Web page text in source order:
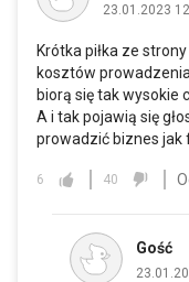
23.01.2023
Krótka piłka ze
kosztów
biorą się tak wysokie
A i tak pojawią się
prowadzić biznes jak
6 40
Gość